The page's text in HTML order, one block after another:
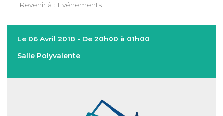
Revenir à : Evénements
Le 06 Avril 2018 - De 20h00 à 01h00
Salle Polyvalente